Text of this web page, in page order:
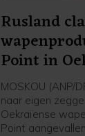
Rusland
Point in
MOSKOU (ANP/
naar eigen
Oekraïense
Point